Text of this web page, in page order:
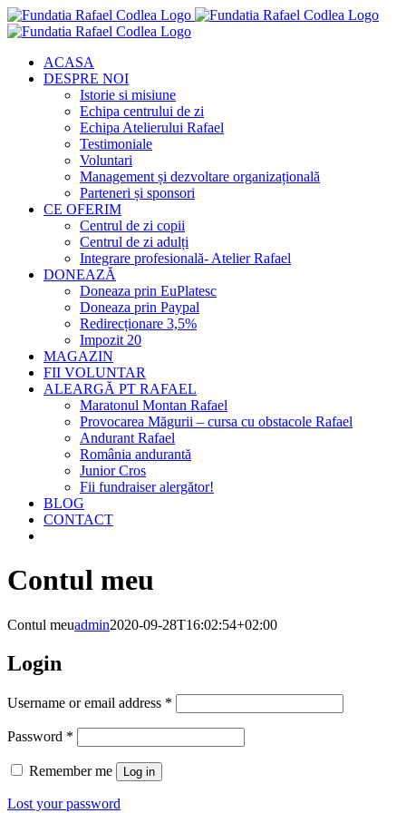
Skip
to
ACASA
DESPRE NOI
Istorie si misiune
Echipa centrului de zi
Echipa Atelierului Rafael
Testimoniale
Voluntari
Management și dezvoltare organizațională
Parteneri și sponsori
CE OFERIM
Centrul de zi copii
Centrul de zi adulți
Integrare profesională- Atelier Rafael
DONEAZĂ
Doneaza prin EuPlatesc
Doneaza prin Paypal
Redirecționare 3,5%
Impozit 20
MAGAZIN
FII VOLUNTAR
ALEARGĂ PT RAFAEL
Maratonul Montan Rafael
Provocarea Măgurii – cursa cu obstacole Rafael
Andurant Rafael
România andurantă
Junior Cros
Fii fundraiser alergător!
BLOG
CONTACT
Contul meu
Contul meuadmin2020-09-28T16:02:54+02:00
Login
Username or email address *
Password *
Remember me Log in
Lost your password